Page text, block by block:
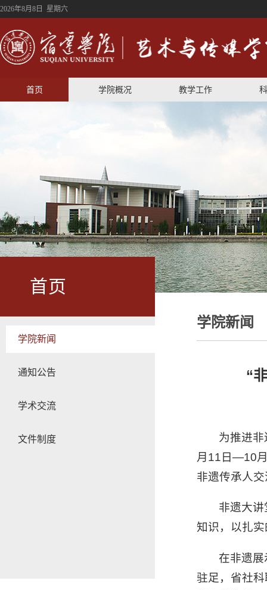
2026年8月8日 星期六
首页 学院概况 教学工作
首页
学院新闻
通知公告
学术交流
文件制度
学院新闻
“
为推进
月11日—10
非遗传承人
非遗大
知识，以扎
在非遗
驻足，省社